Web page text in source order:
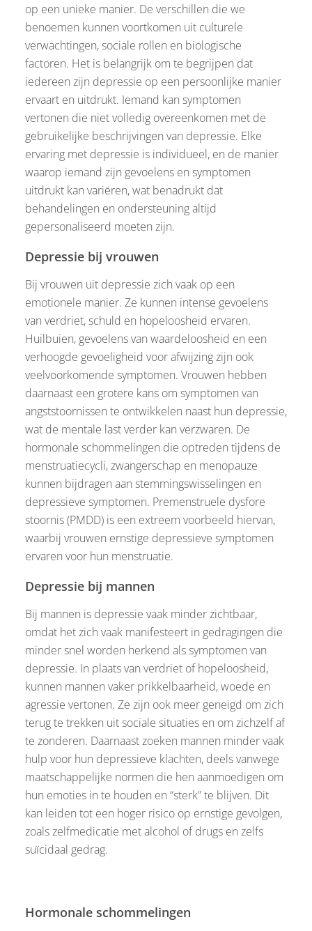
op een unieke manier. De verschillen die we
benoemen kunnen voortkomen uit culturele
verwachtingen, sociale rollen en biologische
factoren. Het is belangrijk om te begrijpen dat
iedereen zijn depressie op een persoonlijke manier
ervaart en uitdrukt. Iemand kan symptomen
vertonen die niet volledig overeenkomen met de
gebruikelijke beschrijvingen van depressie. Elke
ervaring met depressie is individueel, en de manier
waarop iemand zijn gevoelens en symptomen
uitdrukt kan variëren, wat benadrukt dat
behandelingen en ondersteuning altijd
gepersonaliseerd moeten zijn.
Depressie bij vrouwen
Bij vrouwen uit depressie zich vaak op een
emotionele manier. Ze kunnen intense gevoelens
van verdriet, schuld en hopeloosheid ervaren.
Huilbuien, gevoelens van waardeloosheid en een
verhoogde gevoeligheid voor afwijzing zijn ook
veelvoorkomende symptomen. Vrouwen hebben
daarnaast een grotere kans om symptomen van
angststoornissen te ontwikkelen naast hun depressie,
wat de mentale last verder kan verzwaren. De
hormonale schommelingen die optreden tijdens de
menstruatiecycli, zwangerschap en menopauze
kunnen bijdragen aan stemmingswisselingen en
depressieve symptomen. Premenstruele dysfore
stoornis (PMDD) is een extreem voorbeeld hiervan,
waarbij vrouwen ernstige depressieve symptomen
ervaren voor hun menstruatie.
Depressie bij mannen
Bij mannen is depressie vaak minder zichtbaar,
omdat het zich vaak manifesteert in gedragingen die
minder snel worden herkend als symptomen van
depressie. In plaats van verdriet of hopeloosheid,
kunnen mannen vaker prikkelbaarheid, woede en
agressie vertonen. Ze zijn ook meer geneigd om zich
terug te trekken uit sociale situaties en om zichzelf af
te zonderen. Daarnaast zoeken mannen minder vaak
hulp voor hun depressieve klachten, deels vanwege
maatschappelijke normen die hen aanmoedigen om
hun emoties in te houden en “sterk” te blijven. Dit
kan leiden tot een hoger risico op ernstige gevolgen,
zoals zelfmedicatie met alcohol of drugs en zelfs
suïcidaal gedrag.
Hormonale schommelingen